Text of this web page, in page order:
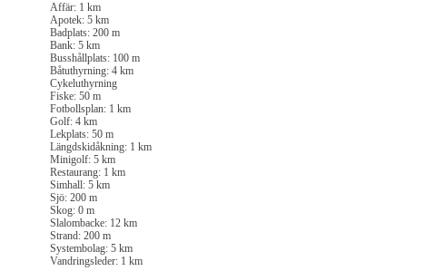
Affär: 1 km
Apotek: 5 km
Badplats: 200 m
Bank: 5 km
Busshållplats: 100 m
Båtuthyrning: 4 km
Cykeluthyrning
Fiske: 50 m
Fotbollsplan: 1 km
Golf: 4 km
Lekplats: 50 m
Längdskidåkning: 1 km
Minigolf: 5 km
Restaurang: 1 km
Simhall: 5 km
Sjö: 200 m
Skog: 0 m
Slalombacke: 12 km
Strand: 200 m
Systembolag: 5 km
Vandringsleder: 1 km